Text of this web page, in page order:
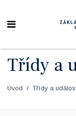
Třídy a
Úvod Třídy a